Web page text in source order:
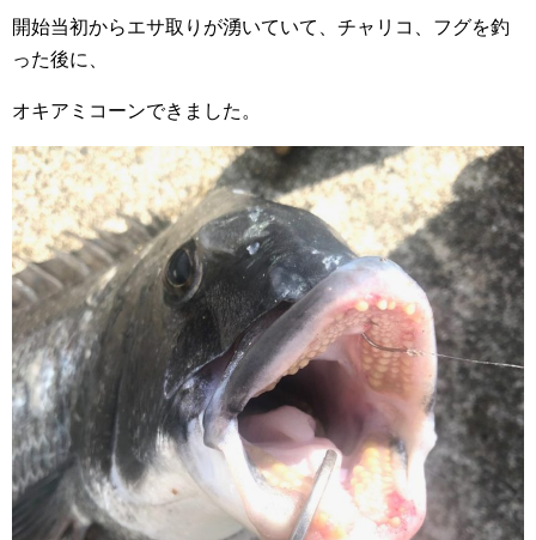
開始当初からエサ取りが湧いていて、チャリコ、フグを釣
った後に、
オキアミコーンできました。